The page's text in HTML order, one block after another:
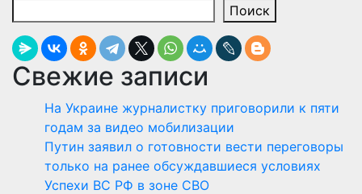
Поиск
Свежие записи
На Украине журналистку приговорили к пяти
годам за видео мобилизации
Путин заявил о готовности вести переговоры
только на ранее обсуждавшиеся условиях
Успехи ВС РФ в зоне СВО